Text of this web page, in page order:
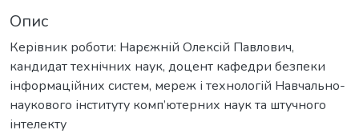
Опис
Керівник роботи: Нарєжній Олексій Павлович,
кандидат технічних наук, доцент кафедри безпеки
інформаційних систем, мереж і технологій Навчально-
наукового інституту комп’ютерних наук та штучного
інтелекту